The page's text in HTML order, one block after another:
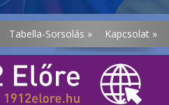
Tabella-Sorsolás » Kapcsolat »